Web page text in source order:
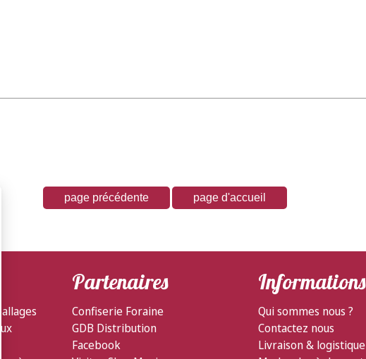
Partenaires
Confiserie Foraine
GDB Distribution
Facebook
Informations
Qui sommes nous ?
Contactez nous
Livraison & logistique